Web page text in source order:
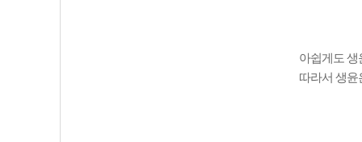
아쉽게도 생
따라서 생윤